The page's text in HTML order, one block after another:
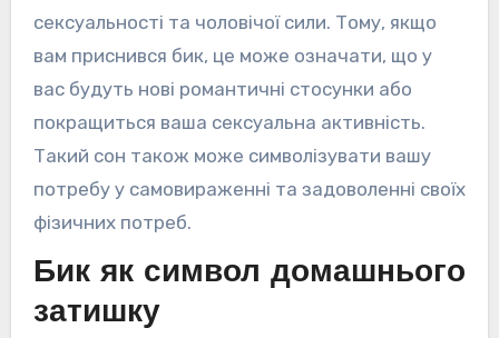
сексуальності та чоловічої сили. Тому, якщо
вам приснився бик, це може означати, що у
вас будуть нові романтичні стосунки або
покращиться ваша сексуальна активність.
Такий сон також може символізувати вашу
потребу у самовираженні та задоволенні своїх
фізичних потреб.
Бик як символ домашнього
затишку